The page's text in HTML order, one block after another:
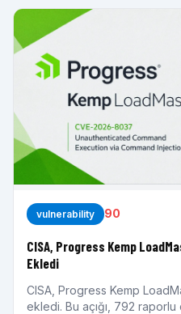
vulnerability 90
CISA, Progress Kemp
Ekledi
CISA, Progress Kemp
ekledi. Bu açığı, 792